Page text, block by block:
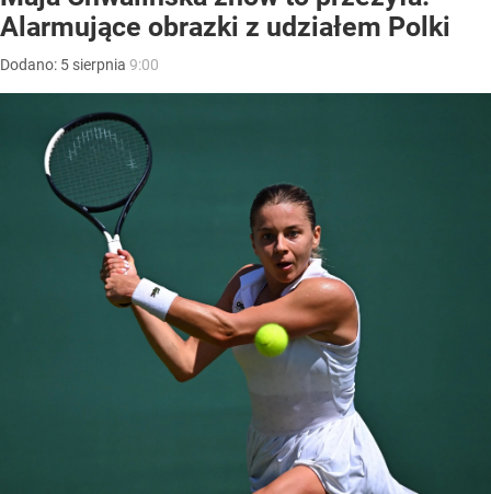
Alarmujące obrazki z udziałem Polki
Dodano: 5 sierpnia 9:00